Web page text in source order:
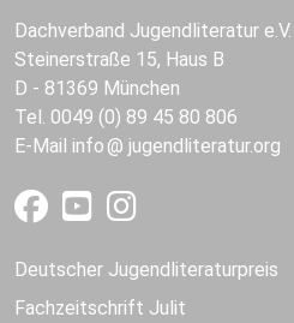
Dachverband Jugendliteratur e.V.
Steinerstraße 15, Haus B
D - 81369 München
Tel. 0049 (0) 89 45 80 806
E-Mail info jugendliteratur.org
Deutscher Jugendliteraturpreis
Fachzeitschrift Julit